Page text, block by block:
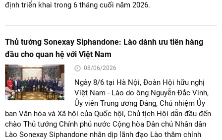
định triển khai trong 6 tháng cuối năm 2026.
Thủ tướng Sonexay Siphandone: Lào dành ưu tiên hàng
đầu cho quan hệ với Việt Nam
08/06/2026
Ngày 8/6 tại Hà Nội, Đoàn Hội hữu nghị
Việt Nam - Lào do ông Nguyễn Đắc Vinh,
Ủy viên Trung ương Đảng, Chủ nhiệm Ủy
ban Văn hóa và Xã hội của Quốc hội, Chủ tịch Hội dẫn đầu đến
chào Thủ tướng Chính phủ nước Cộng hòa Dân chủ Nhân dân
Lào Sonexay Siphandone nhân dịp lãnh đạo Lào thăm chính